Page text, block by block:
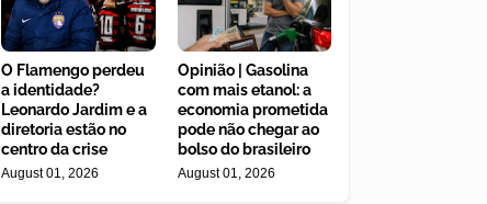
O Flamengo perdeu
a identidade?
Leonardo Jardim e a
diretoria estão no
centro da crise
August 01, 2026
Opinião | Gasolina
com mais etanol: a
economia prometida
pode não chegar ao
bolso do brasileiro
August 01, 2026